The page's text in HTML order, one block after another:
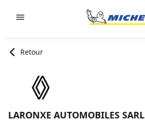
Retour
LARONXE AUTOMOBILES SARL